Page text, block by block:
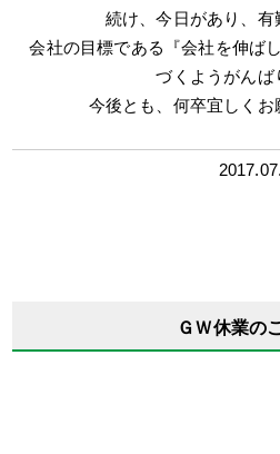
続け、今日があり、有
会社の目標である『会社を伸ば
づくようがんば
今後とも、何卒宜しくお
ＧＷ休業の